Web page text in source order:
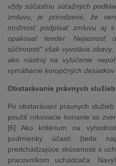
vždy súčasťou súťažných
zmluvu, je prirodzené, že
možnosť podpísať zmluvu aj
opakovať tender. Nejasnosť
súčinnosti" však vyvoláva
ako nástroj na vylúčenie
vymáhanie korupčných
Obstarávanie právnych služieb
Pri obstarávaní právnych
použiť rokovacie konanie so
[6] Ako kritérium na
podmienky účasti (teda
predchádzajúce skúsenosti s
pracovníkom uchádzača.